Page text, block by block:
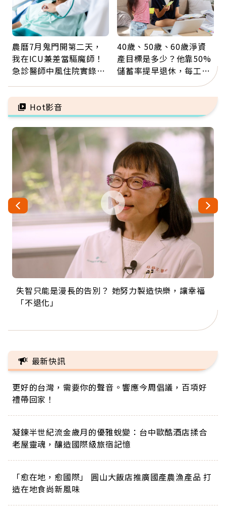
農曆7月鬼門開第二天，
我在ICU兼差當驅魔師！
急診醫師中風住院實錄：
40歲、50歲、60歲淨資
產目標是多少？他靠50%
儲蓄率提早退休，每工作
Hot影音
失智只能是漫長的告別？ 她努力製造快樂，讓幸福
「不退化」
來自剛果的巧克力神父 為台灣奉獻36年 「台灣是我
的家，我連作夢都講台語！」
63歲卸矽谷副總、搬回台灣找快樂！「蛋黃哥小
丑」走進安養院，逗樂上萬爺奶：退休後才開始真
104歲打破金氏世界紀錄 成為全球最年長羽球選
手，分享長壽的秘密原來是「這個」
事業巔峰他選擇追夢…黑手阿伯拉小提琴還登上小
巨蛋！連CNN都大讚！
最新快訊
更好的台灣，需要你的聲音。響應今周倡議，百項好
禮帶回家！
凝鍊半世紀流金歲月的優雅蛻變：台中歐酷酒店揉合
老屋靈魂，釀造國際級旅宿記憶
「愈在地，愈國際」 圓山大飯店推廣國產農漁產品 打
造在地食尚新風味